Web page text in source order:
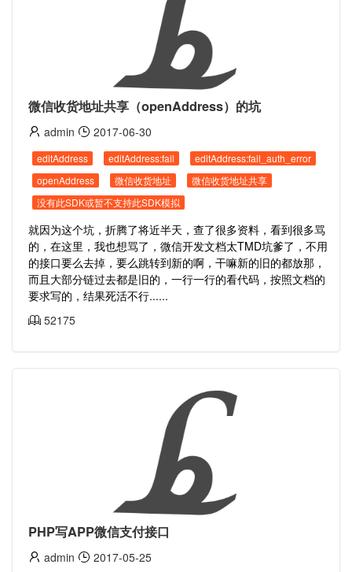
微信收货地址共享（openAddress）的坑
admin 2017-06-30
editAddress editAddress:fail
editAddress:fail_auth_error
openAddress
微信收货地址
微信收货地址共享
没有此SDK或暂不支持此SDK模拟
就因为这个坑，折腾了将近半天，查了很多资料，看到很多骂
的，在这里，我也想骂了，微信开发文档太TMD坑爹了，不用
的接口要么去掉，要么跳转到新的啊，干嘛新的旧的都放那，
而且大部分链过去都是旧的，一行一行的看代码，按照文档的
要求写的，结果死活不行......
52175
PHP写APP微信支付接口
admin 2017-05-25